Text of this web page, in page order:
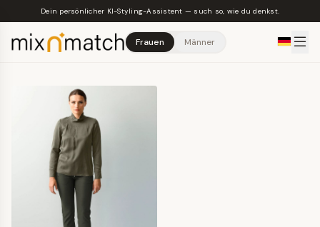
Skip to main content
Dein persönlicher KI-Styling-Assistent — such so, wie du denkst.
Frauen Männer